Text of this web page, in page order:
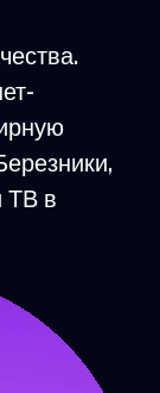
ТВ в